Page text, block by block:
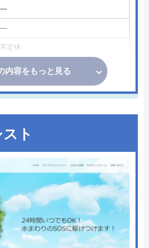
―
―
不定休
内容をもっと見る
ト